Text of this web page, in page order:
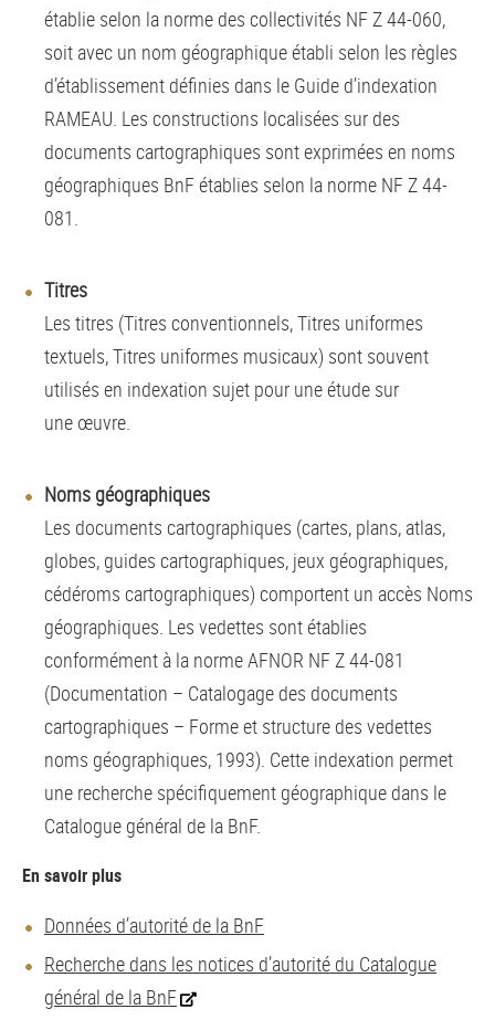
établie selon la norme des collectivités NF Z 44-060,
soit avec un nom géographique établi selon les règles
d’établissement définies dans le Guide d’indexation
RAMEAU. Les constructions localisées sur des
documents cartographiques sont exprimées en noms
géographiques BnF établies selon la norme NF Z 44-
081.
Titres
Les titres (Titres conventionnels, Titres uniformes
textuels, Titres uniformes musicaux) sont souvent
utilisés en indexation sujet pour une étude sur
une œuvre.
Noms géographiques
Les documents cartographiques (cartes, plans, atlas,
globes, guides cartographiques, jeux géographiques,
cédéroms cartographiques) comportent un accès Noms
géographiques. Les vedettes sont établies
conformément à la norme AFNOR NF Z 44-081
(Documentation – Catalogage des documents
cartographiques – Forme et structure des vedettes
noms géographiques, 1993). Cette indexation permet
une recherche spécifiquement géographique dans le
Catalogue général de la BnF.
En savoir plus
Données d’autorité de la BnF
Recherche dans les notices d’autorité du Catalogue
général de la BnF